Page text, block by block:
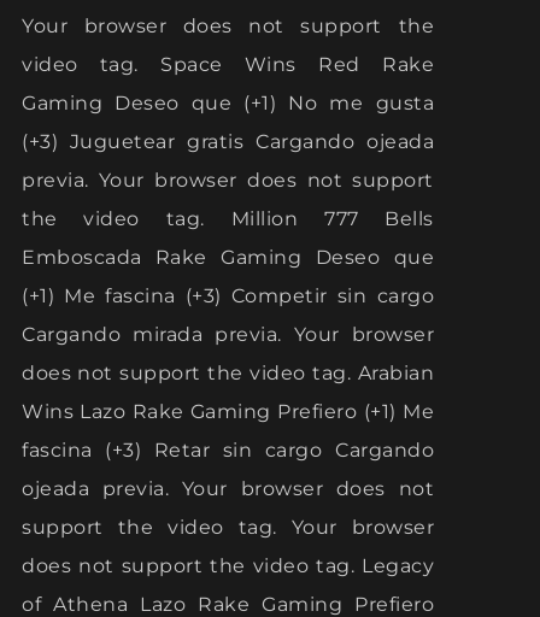
Your browser does not support the
video tag. Space Wins Red Rake
Gaming Deseo que (+1) No me gusta
(+3) Juguetear gratis Cargando ojeada
previa. Your browser does not support
the video tag. Million 777 Bells
Emboscada Rake Gaming Deseo que
(+1) Me fascina (+3) Competir sin cargo
Cargando mirada previa. Your browser
does not support the video tag. Arabian
Wins Lazo Rake Gaming Prefiero (+1) Me
fascina (+3) Retar sin cargo Cargando
ojeada previa. Your browser does not
support the video tag. Your browser
does not support the video tag. Legacy
of Athena Lazo Rake Gaming Prefiero